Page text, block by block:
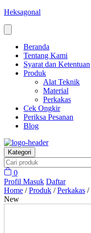
Heksagonal
Beranda
Tentang Kami
Syarat dan Ketentuan
Produk
Alat Teknik
Material
Perkakas
Cek Ongkir
Periksa Pesanan
Blog
Kategori
0
Profil Masuk Daftar
Home /Produk /Perkakas /
New